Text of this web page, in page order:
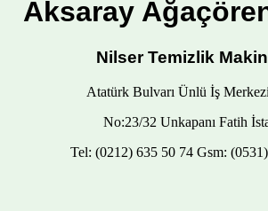
Aksaray
Nilser Temizlik
Atatürk Bulvarı Ünlü İş
No:23/32 Unkapanı Fatih
Tel: (0212) 635 50 74 Gsm: